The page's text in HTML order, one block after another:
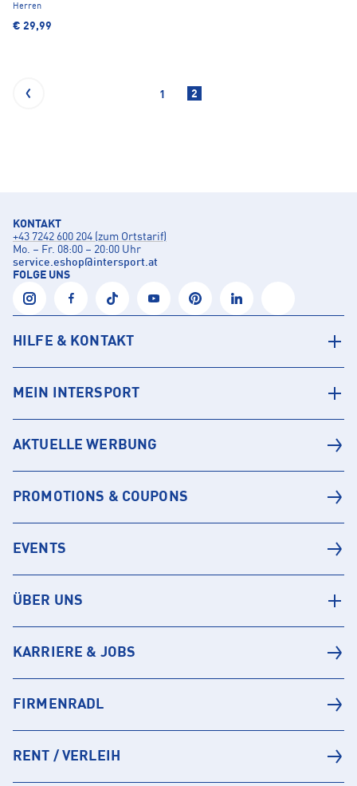
Herren
€ 29,99
1 2
KONTAKT
+43 7242 600 204 (zum Ortstarif)
Mo. – Fr. 08:00 – 20:00 Uhr
service.eshop@intersport.at
FOLGE UNS
HILFE & KONTAKT
MEIN INTERSPORT
AKTUELLE WERBUNG
PROMOTIONS & COUPONS
EVENTS
ÜBER UNS
KARRIERE & JOBS
FIRMENRADL
RENT / VERLEIH